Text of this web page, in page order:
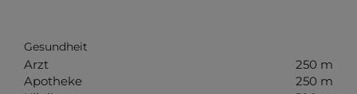
Gesundheit
Arzt
250 m
Apotheke
250 m